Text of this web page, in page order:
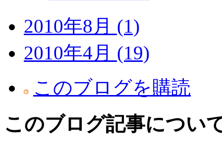
2010年8月 (1)
2010年4月 (19)
このブログを購読
このブログ記事につい